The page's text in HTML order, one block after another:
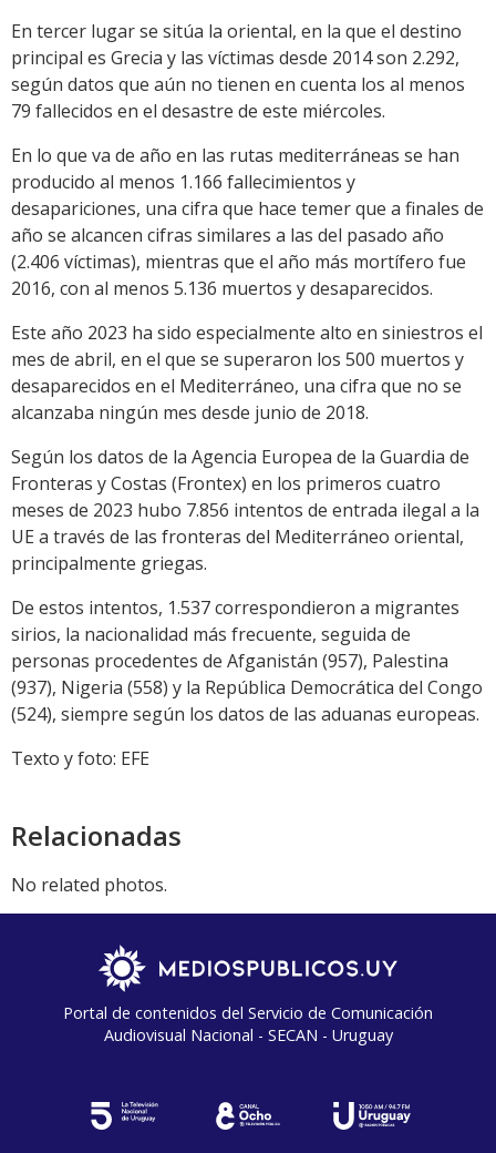
En tercer lugar se sitúa la oriental, en la que el destino
principal es Grecia y las víctimas desde 2014 son 2.292,
según datos que aún no tienen en cuenta los al menos
79 fallecidos en el desastre de este miércoles.
En lo que va de año en las rutas mediterráneas se han
producido al menos 1.166 fallecimientos y
desapariciones, una cifra que hace temer que a finales de
año se alcancen cifras similares a las del pasado año
(2.406 víctimas), mientras que el año más mortífero fue
2016, con al menos 5.136 muertos y desaparecidos.
Este año 2023 ha sido especialmente alto en siniestros el
mes de abril, en el que se superaron los 500 muertos y
desaparecidos en el Mediterráneo, una cifra que no se
alcanzaba ningún mes desde junio de 2018.
Según los datos de la Agencia Europea de la Guardia de
Fronteras y Costas (Frontex) en los primeros cuatro
meses de 2023 hubo 7.856 intentos de entrada ilegal a la
UE a través de las fronteras del Mediterráneo oriental,
principalmente griegas.
De estos intentos, 1.537 correspondieron a migrantes
sirios, la nacionalidad más frecuente, seguida de
personas procedentes de Afganistán (957), Palestina
(937), Nigeria (558) y la República Democrática del Congo
(524), siempre según los datos de las aduanas europeas.
Texto y foto: EFE
Relacionadas
No related photos.
Portal de contenidos del Servicio de Comunicación
Audiovisual Nacional - SECAN - Uruguay